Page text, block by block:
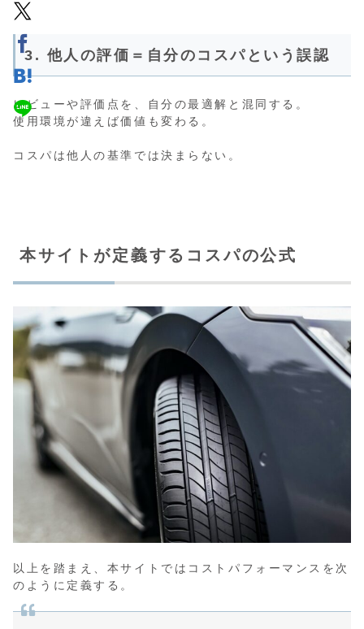
3. 他人の評価＝自分のコスパという誤認
レビューや評価点を、自分の最適解と混同する。
使用環境が違えば価値も変わる。
コスパは他人の基準では決まらない。
本サイトが定義するコスパの公式
以上を踏まえ、本サイトではコストパフォーマンスを次
のように定義する。